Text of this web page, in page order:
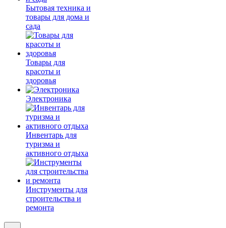
Бытовая техника и
товары для дома и
сада
Товары для
красоты и
здоровья
Электроника
Инвентарь для
туризма и
активного отдыха
Инструменты для
строительства и
ремонта